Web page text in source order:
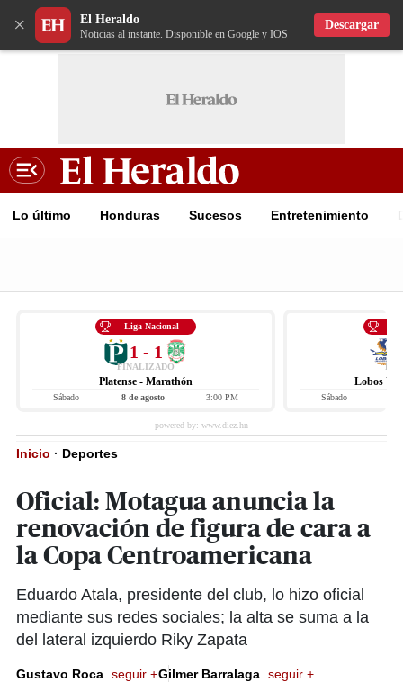
× El Heraldo
Noticias al instante. Disponible en Google y IOS
Descargar
Lo último Honduras Sucesos Entretenimiento
Liga Nacional
1 - 1
FINALIZADO
Platense - Marathón
Sábado 8 de agosto 3:00 PM
Lobos
Sábado
Inicio · Deportes
Oficial: Motagua anuncia la
renovación de figura de cara a
la Copa Centroamericana
Eduardo Atala, presidente del club, lo hizo oficial
mediante sus redes sociales; la alta se suma a la
del lateral izquierdo Riky Zapata
Gustavo Roca seguir +Gilmer Barralaga seguir +